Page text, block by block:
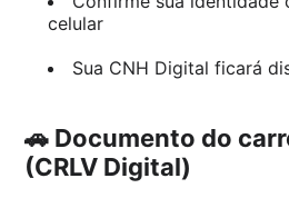
celular
Sua CNH Digital ficará
🚗 Documento do
(CRLV Digital)